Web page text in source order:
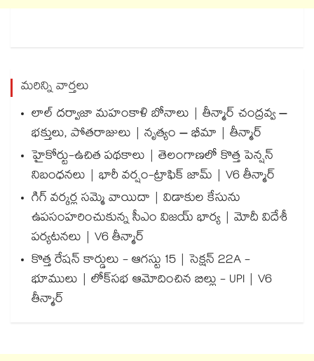
మరిన్ని వార్తలు
లాల్ దర్వాజా మహంకాళి బోనాలు | తీన్మార్ చంద్రవ్వ –
భక్తులు, పోతరాజులు | నృత్యం – భీమా | తీన్మార్
హైకోర్టు-ఉచిత పథకాలు | తెలంగాణలో కొత్త పెన్షన్
నిబంధనలు | భారీ వర్షం-ట్రాఫిక్ జామ్ | V6 తీన్మార్
గిగ్ వర్కర్ల సమ్మె వాయిదా | విడాకుల కేసును
ఉపసంహరించుకున్న సీఎం విజయ్ భార్య | మోదీ విదేశీ
పర్యటనలు | V6 తీన్మార్
కొత్త రేషన్ కార్డులు - ఆగస్టు 15 | సెక్షన్ 22A -
భూములు | లోక్‌సభ ఆమోదించిన బిల్లు - UPI | V6
తీన్మార్